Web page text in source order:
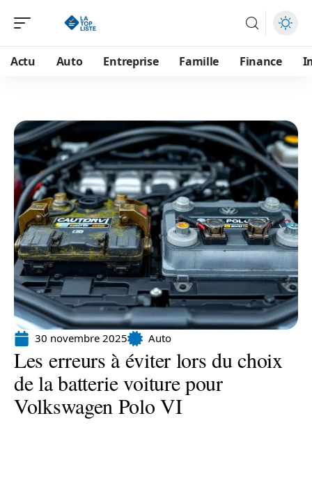
Actu Auto Entreprise Famille Finance
30 novembre 2025 Auto
Les erreurs à éviter lors du choix
de la batterie voiture pour
Volkswagen Polo VI